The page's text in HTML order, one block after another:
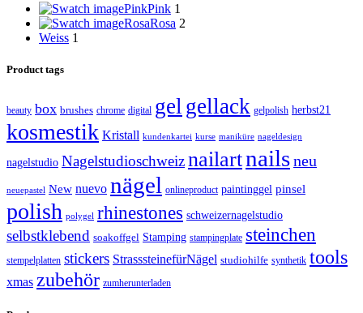
PinkPink 1
RosaRosa 2
Weiss 1
Product tags
beauty box brushes chrome digital gel gellack gelpolish herbst21
kosmestik Kristall kundenkartei kurse maniküre nageldesign
nagelstudio Nagelstudioschweiznailartnailsneu
neuepastel New nuevo nägel onlineproduct paintinggel pinsel
polish polygel rhinestones schweizernagelstudio
selbstklebend soakoffgel Stamping stampingplate steinchen
stempelplatten stickers StrasssteinefürNägel studiohilfe synthetik tools
xmas zubehör zumherunterladen